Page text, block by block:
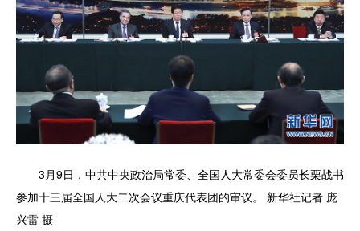
3月9日，中共中央政治局常委、全国人大常委会委员长栗战书
参加十三届全国人大二次会议重庆代表团的审议。 新华社记者 庞
兴雷 摄